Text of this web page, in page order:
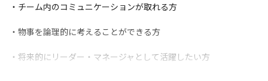
介護保険法の改正に伴う新規加算・減算の追加対応。
→PowerBuilderを利用したデスクトップアプリケーション改修
介護費用の集計機能の性能改善対応。
・チーム内のコミュニケーションが取れる方
・物事を論理的に考えることができる方
・将来的にリーダー・マネージャとして活躍したい方